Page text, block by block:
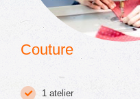
Couture
1 atelier